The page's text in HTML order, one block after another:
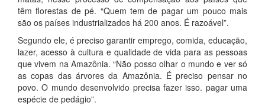
têm florestas de pé. “Quem tem de pagar um pouco mais
são os países industrializados há 200 anos. É razoável”.
Segundo ele, é preciso garantir emprego, comida, educação,
lazer, acesso à cultura e qualidade de vida para as pessoas
que vivem na Amazônia. “Não posso olhar o mundo e ver só
as copas das árvores da Amazônia. É preciso pensar no
povo. O mundo desenvolvido precisa fazer isso. pagar uma
espécie de pedágio”.